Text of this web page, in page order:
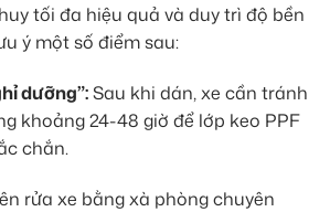
tối đa hiệu quả và duy trì độ bền
ý một số điểm sau:
dưỡng”:Sau khi dán, xe cần tránh
khoảng 24-48 giờ để lớp keo PPF
chắn.
rửa xe bằng xà phòng chuyên